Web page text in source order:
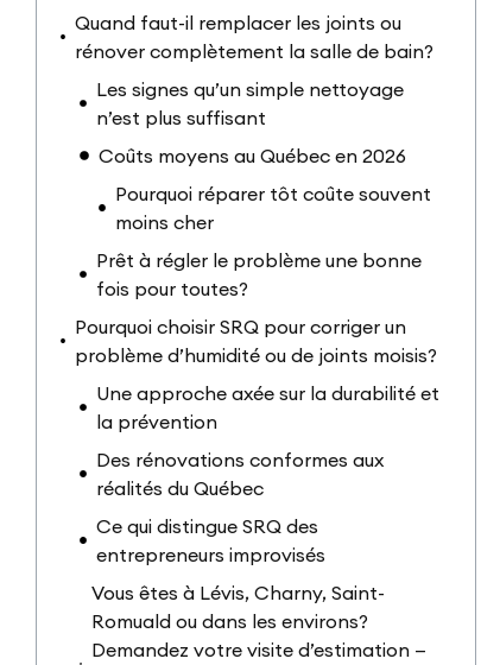
Quand faut-il remplacer les joints ou
rénover complètement la salle de bain?
Les signes qu’un simple nettoyage
n’est plus suffisant
Coûts moyens au Québec en 2026
Pourquoi réparer tôt coûte souvent
moins cher
Prêt à régler le problème une bonne
fois pour toutes?
Pourquoi choisir SRQ pour corriger un
problème d’humidité ou de joints moisis?
Une approche axée sur la durabilité et
la prévention
Des rénovations conformes aux
réalités du Québec
Ce qui distingue SRQ des
entrepreneurs improvisés
Vous êtes à Lévis, Charny, Saint-
Romuald ou dans les environs?
Demandez votre visite d’estimation —